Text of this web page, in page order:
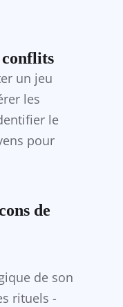
conflits
un jeu
les
le
pour
de
de son
rituels -